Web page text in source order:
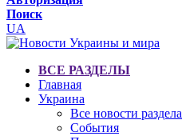
Поиск
UA
ВСЕ РАЗДЕЛЫ
Главная
Украина
Все новости раздела
События